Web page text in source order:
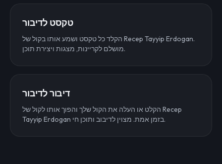
טקסט לדיבור
הקלד כל טקסט ושמע אותו בקול של Recep Tayyip Erdogan.
מושלם לקריינות, מצגות ויצירת תוכן.
דיבור לדיבור
הקלט או העלה את הקול שלך והפוך אותו לקול של Recep
Tayyip Erdogan בזמן אמת. מצוין לדיבוב ותוכן חי.